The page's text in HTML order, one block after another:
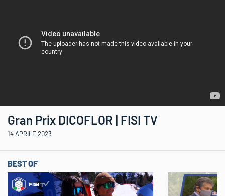
Gran Prix DICOFLOR | FISI TV
14 APRILE 2023
BEST OF